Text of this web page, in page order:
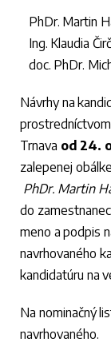
PhDr. Martin
Ing. Klaudia
doc. PhDr.
Návrhy na
prostredníctvom
Trnava od 24.
zalepenej
PhDr. Martin
do
meno a podpis
navrhovaného
kandidatúru na
Na nominačný
navrhovaného.